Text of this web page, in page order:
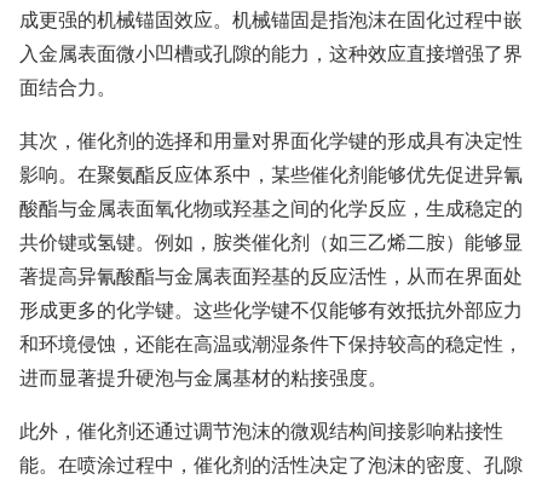
成更强的机械锚固效应。机械锚固是指泡沫在固化过程中嵌
入金属表面微小凹槽或孔隙的能力，这种效应直接增强了界
面结合力。
其次，催化剂的选择和用量对界面化学键的形成具有决定性
影响。在聚氨酯反应体系中，某些催化剂能够优先促进异氰
酸酯与金属表面氧化物或羟基之间的化学反应，生成稳定的
共价键或氢键。例如，胺类催化剂（如三乙烯二胺）能够显
著提高异氰酸酯与金属表面羟基的反应活性，从而在界面处
形成更多的化学键。这些化学键不仅能够有效抵抗外部应力
和环境侵蚀，还能在高温或潮湿条件下保持较高的稳定性，
进而显著提升硬泡与金属基材的粘接强度。
此外，催化剂还通过调节泡沫的微观结构间接影响粘接性
能。在喷涂过程中，催化剂的活性决定了泡沫的密度、孔隙